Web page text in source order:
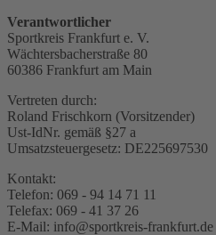
Verantwortlicher
Sportkreis Frankfurt e. V.
Wächtersbacherstraße 80
60386 Frankfurt am Main
Vertreten durch:
Roland Frischkorn (Vorsitzender)
Ust-IdNr. gemäß §27 a
Umsatzsteuergesetz: DE225697530
Kontakt:
Telefon: 069 - 94 14 71 11
Telefax: 069 - 41 37 26
E-Mail: info@sportkreis-frankfurt.de